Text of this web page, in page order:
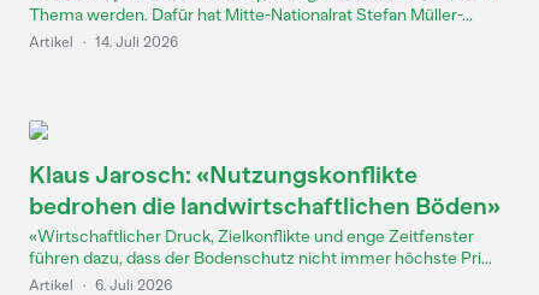
Thema werden. Dafür hat Mitte-Nationalrat Stefan Müller-...
Artikel · 14. Juli 2026
Klaus Jarosch: «Nutzungskonflikte
bedrohen die landwirtschaftlichen Böden»
«Wirtschaftlicher Druck, Zielkonflikte und enge Zeitfenster
führen dazu, dass der Bodenschutz nicht immer höchste Pri...
Artikel · 6. Juli 2026